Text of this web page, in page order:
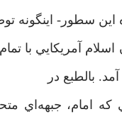
اين سطور- اينگونه
آمريكايي با
بالطبع در
كه امام، جبهه‌اي